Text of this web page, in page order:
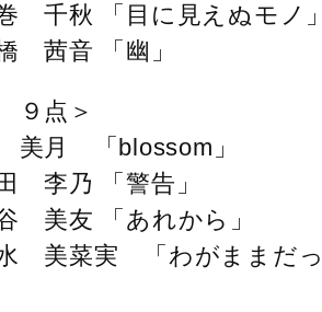
千秋 「目に見えぬモノ
茜音 「幽」
９点＞
月 「blossom」
李乃 「警告」
美友 「あれから」
美菜実 「わがままだっ